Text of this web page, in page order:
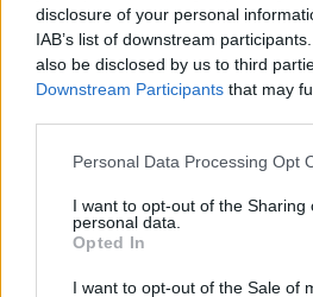
disclosure of your personal
IAB’s list of downstream
also be disclosed by us to third
Downstream Participants that may
Please note that this website/app
not limited to your visit or usage
grant or deny consent to Google
use your data for below specified
consent section.
Personal Data Processing Opt
I want to opt-out of the Sharing
personal data.
Opted In
I want to opt-out of the Sale of